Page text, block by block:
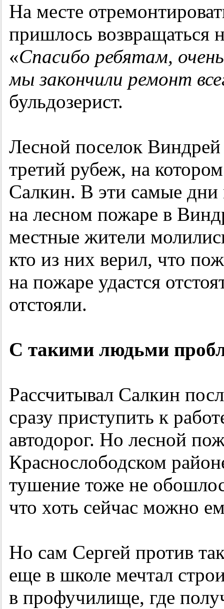
На месте
пришлось возвращаться
«Спасибо ребятам,
мы закончили ремонт
бульдозерист.
Лесной поселок
третий рубеж, на
Салкин. В эти самые
на лесном пожаре в
местные жители
кто из них верил, что
на пожаре удастся
отстояли.
С такими людьми
Рассчитывал Салкин
сразу приступить к
автодорог. Но лесной
Краснослободском
тушение тоже не
что хоть сейчас можно
Но сам Сергей против
еще в школе мечтал
в профучилище, где